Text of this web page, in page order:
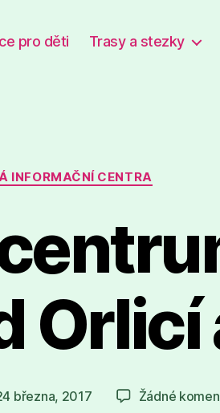
pro děti Trasy a stezky
Rubriky
INFORMAČNÍ CENTRA
Orlicí
března, 2017 Žádné